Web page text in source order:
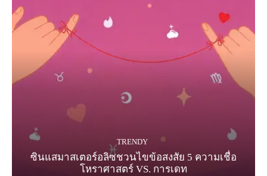
TRENDY
ซินแสมาสเตอร์อลิซชวนไขข้อสงสัย 5 ความเชื่อ
โหราศาสตร์ VS. การเดท